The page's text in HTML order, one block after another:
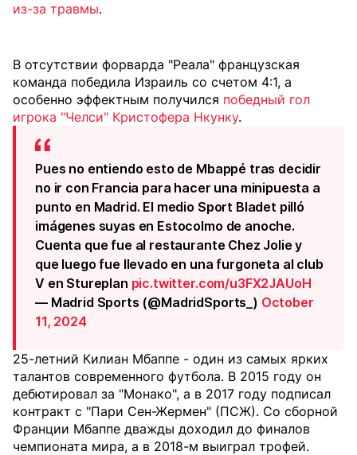
из-за травмы.
В отсутствии форварда "Реала" французская
команда победила Израиль со счетом 4:1, а
особенно эффектным получился победный гол
игрока "Челси" Кристофера Нкунку.
Pues no entiendo esto de Mbappé tras decidir
no ir con Francia para hacer una minipuesta a
punto en Madrid. El medio Sport Bladet pilló
imágenes suyas en Estocolmo de anoche.
Cuenta que fue al restaurante Chez Jolie y
que luego fue llevado en una furgoneta al club
V en Stureplan pic.twitter.com/u3FX2JAUoH
— Madrid Sports (@MadridSports_) October
11, 2024
25-летний Килиан Мбаппе - один из самых ярких
талантов современного футбола. В 2015 году он
дебютировал за "Монако", а в 2017 году подписал
контракт с "Пари Сен-Жермен" (ПСЖ). Со сборной
Франции Мбаппе дважды доходил до финалов
чемпионата мира, а в 2018-м выиграл трофей.